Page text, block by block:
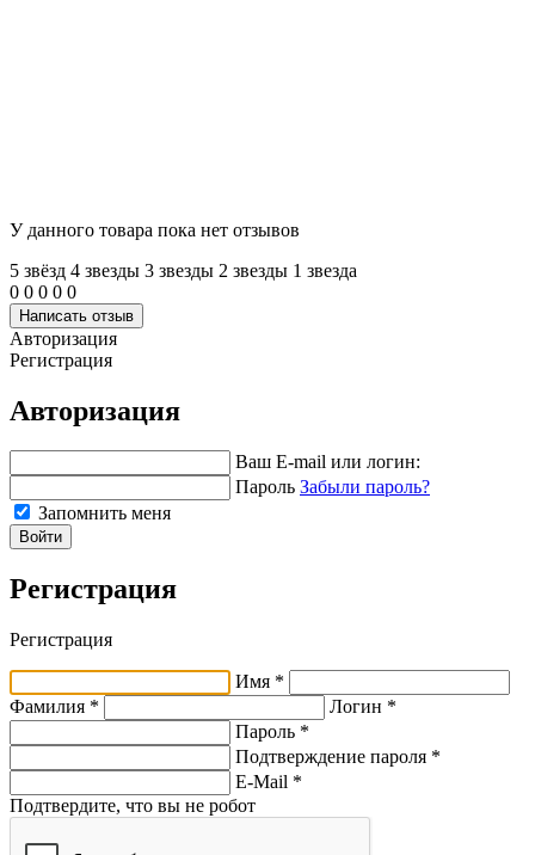
У данного товара пока нет отзывов
5 звёзд 4 звeзды 3 звeзды 2 звeзды 1 звeзда
0 0 0 0 0
Написать отзыв
Авторизация
Регистрация
Авторизация
Ваш E-mail или логин:
Пароль Забыли пароль?
Запомнить меня
Войти
Регистрация
Регистрация
Имя *
Фамилия *
Логин *
Пароль *
Подтверждение пароля *
E-Mail *
Подтвердите, что вы не робот